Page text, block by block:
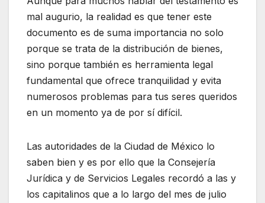
mal augurio, la realidad es que tener este
documento es de suma importancia no solo
porque se trata de la distribución de bienes,
sino porque también es herramienta legal
fundamental que ofrece tranquilidad y evita
numerosos problemas para tus seres queridos
en un momento ya de por sí difícil.
Las autoridades de la Ciudad de México lo
saben bien y es por ello que la Consejería
Jurídica y de Servicios Legales recordó a las y
los capitalinos que a lo largo del mes de julio